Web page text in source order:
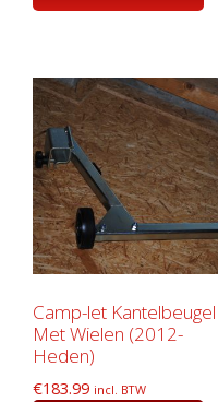
Camp-let Kantelbeugel
Met Wielen (2012-
Heden)
€183.99 incl. BTW